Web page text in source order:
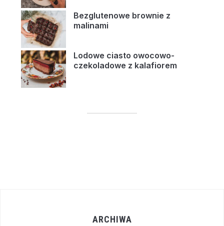
Bezglutenowe brownie z
malinami
Lodowe ciasto owocowo-
czekoladowe z kalafiorem
ARCHIWA